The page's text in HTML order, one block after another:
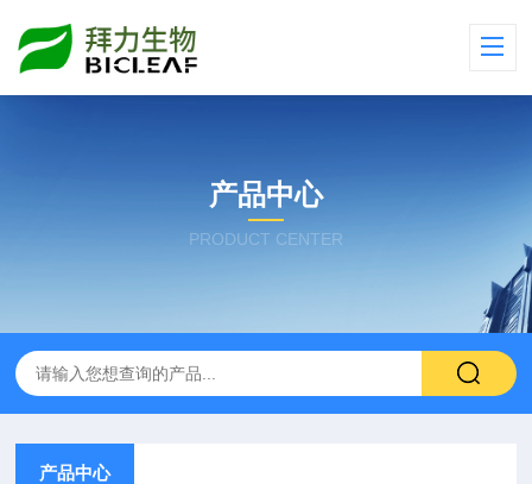
产品中心
PRODUCT CENTER
产品中心